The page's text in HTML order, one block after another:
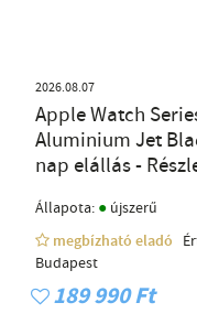
2026.08.07
Apple Watch
Aluminium Jet
nap elállás -
Állapota: ● újszerű
megbízható eladó
Budapest
189 990 Ft